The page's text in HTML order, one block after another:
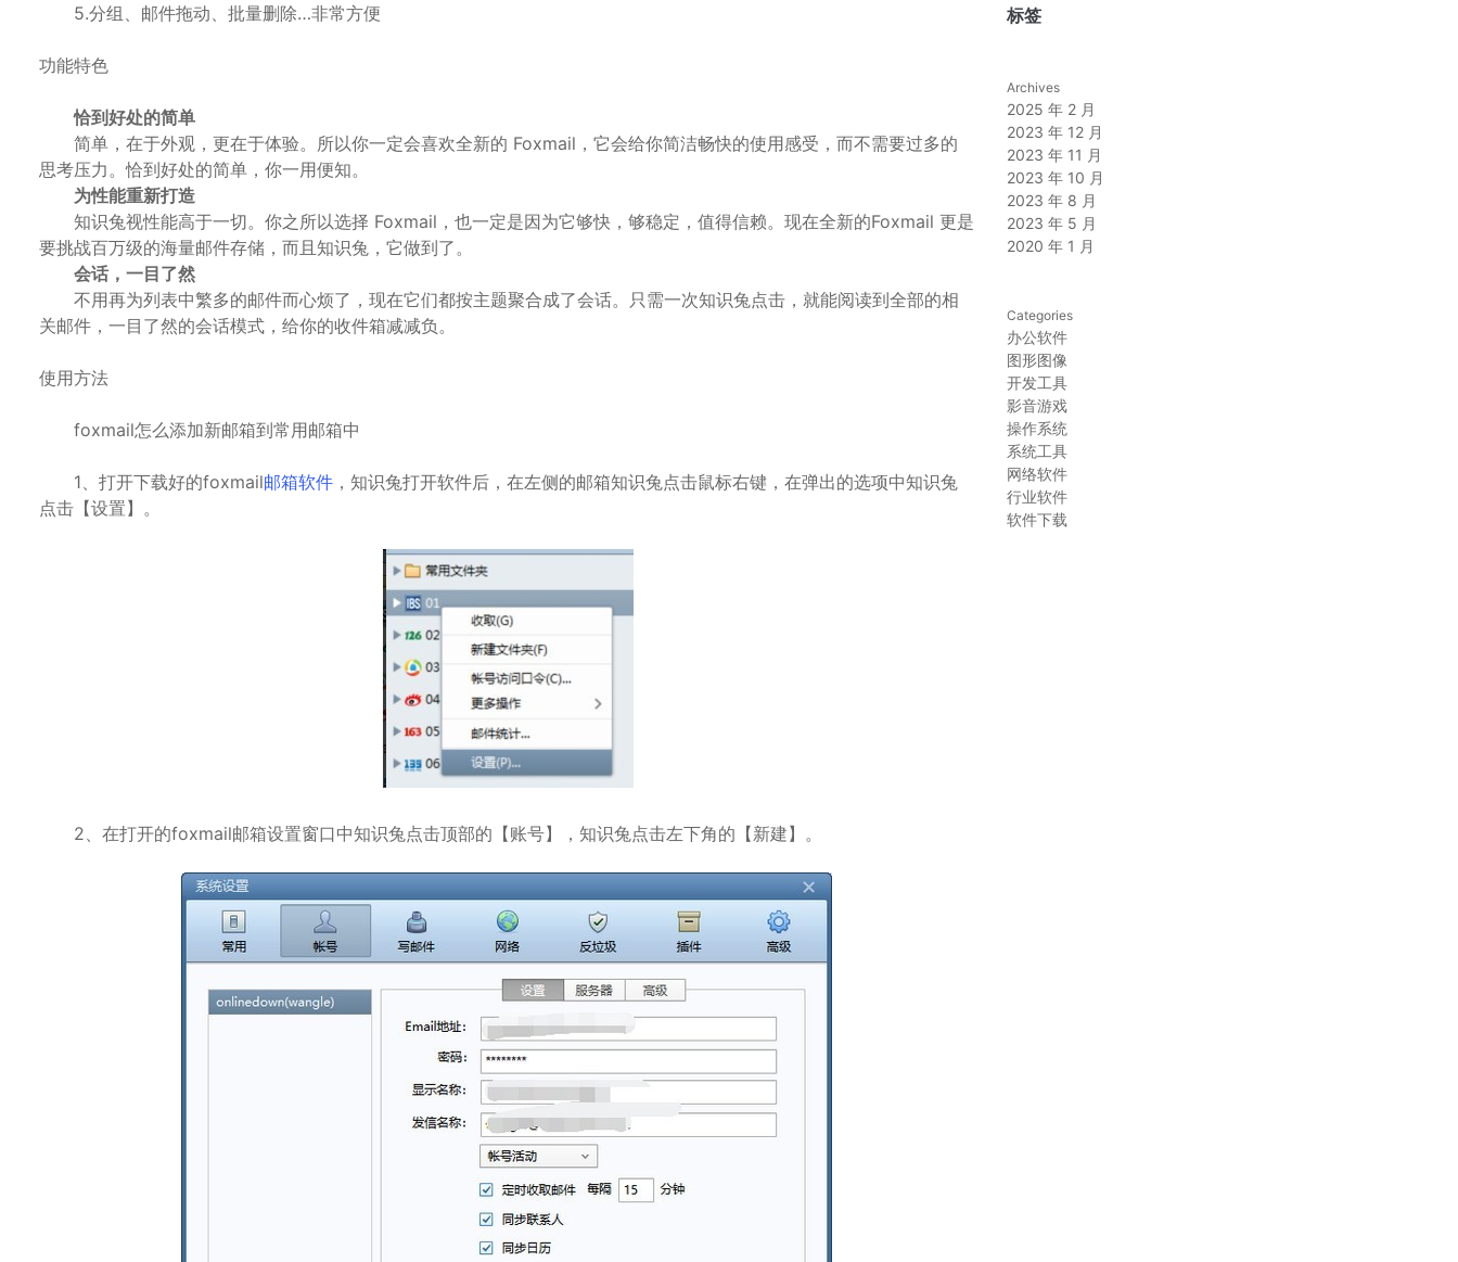
5.分组、邮件拖动、批量删除…非常方便
功能特色
恰到好处的简单
简单，在于外观，更在于体验。所以你一定会喜欢全新的 Foxmail，它会给你简洁畅快的使用感受，而不需要过多的
思考压力。恰到好处的简单，你一用便知。
为性能重新打造
知识兔视性能高于一切。你之所以选择 Foxmail，也一定是因为它够快，够稳定，值得信赖。现在全新的Foxmail 更是
要挑战百万级的海量邮件存储，而且知识兔，它做到了。
会话，一目了然
不用再为列表中繁多的邮件而心烦了，现在它们都按主题聚合成了会话。只需一次知识兔点击，就能阅读到全部的相
关邮件，一目了然的会话模式，给你的收件箱减减负。
使用方法
foxmail怎么添加新邮箱到常用邮箱中
1、打开下载好的foxmail邮箱软件 ，知识兔打开软件后，在左侧的邮箱知识兔点击鼠标右键，在弹出的选项中知识兔
点击【设置】。
2、在打开的foxmail邮箱设置窗口中知识兔点击顶部的【账号】，知识兔点击左下角的【新建】。
标签
Archives
2025 年 2 月
2023 年 12 月
2023 年 11 月
2023 年 10 月
2023 年 8 月
2023 年 5 月
2020 年 1 月
Categories
办公软件
图形图像
开发工具
影音游戏
操作系统
系统工具
网络软件
行业软件
软件下载